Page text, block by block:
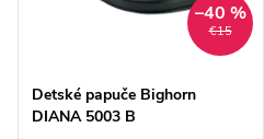
€15
–40 %
Detské papuče Bighorn
DIANA 5003 B